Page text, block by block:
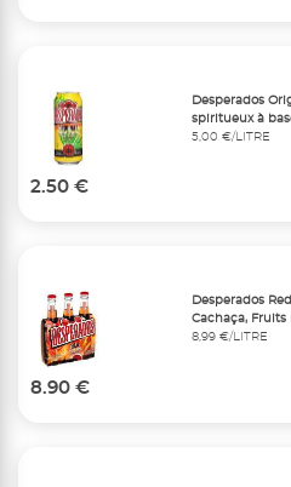
Desperados
spiritueux à
5,00 €/LITRE
2.50 €
Desperados
Cachaça, Fruits
8,99 €/LITRE
8.90 €